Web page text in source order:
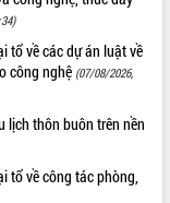
tổ về các dự án luật về
công nghệ (07/08/2026,
lịch thôn buôn trên nền
tổ về công tác phòng,